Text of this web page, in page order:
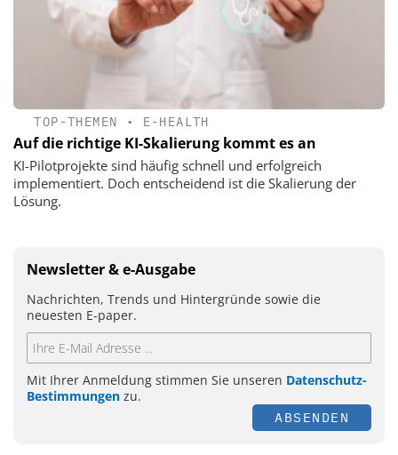
TOP-THEMEN • E-HEALTH
Auf die richtige KI-Skalierung kommt es an
KI-Pilotprojekte sind häufig schnell und erfolgreich
implementiert. Doch entscheidend ist die Skalierung der
Lösung.
Newsletter & e-Ausgabe
Nachrichten, Trends und Hintergründe sowie die
neuesten E-paper.
Mit Ihrer Anmeldung stimmen Sie unseren Datenschutz-
Bestimmungen zu.
ABSENDEN